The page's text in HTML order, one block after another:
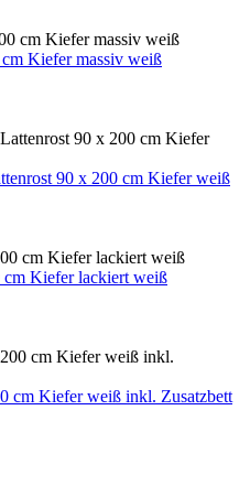
Kiefer massiv weiß
90 x 200 cm Kiefer weiß
Kiefer lackiert weiß
cm Kiefer weiß inkl. Zusatzbett